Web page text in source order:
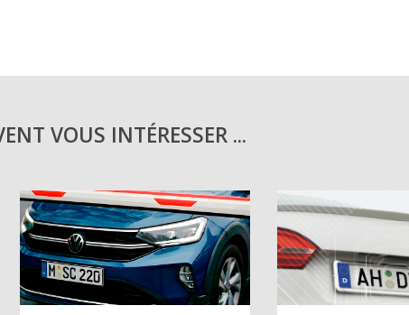
VOUS INTÉRESSER ...